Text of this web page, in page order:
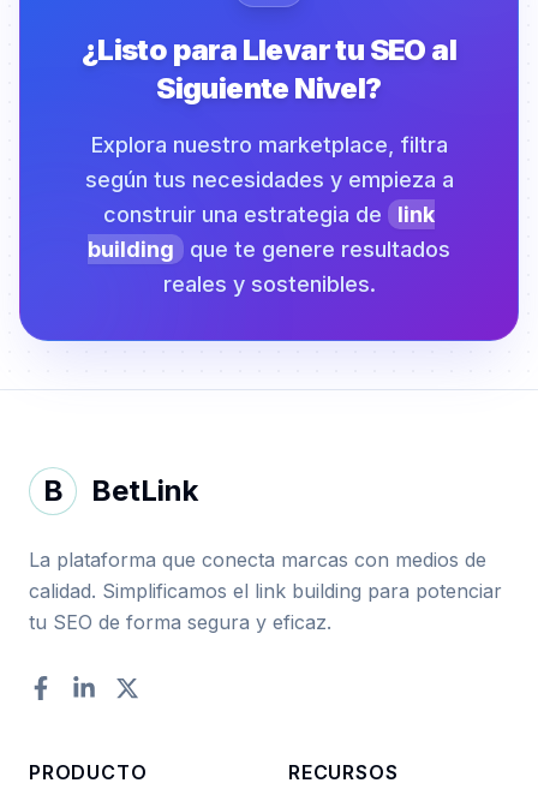
¿Listo para Llevar tu SEO al
Siguiente Nivel?
Explora nuestro marketplace, filtra
según tus necesidades y empieza a
construir una estrategia de
link
building
que te genere resultados
reales y sostenibles.
B BetLink
La plataforma que conecta marcas con medios de
calidad. Simplificamos el link building para potenciar
tu SEO de forma segura y eficaz.
Facebook
LinkedInTwitter
PRODUCTO
RECURSOS